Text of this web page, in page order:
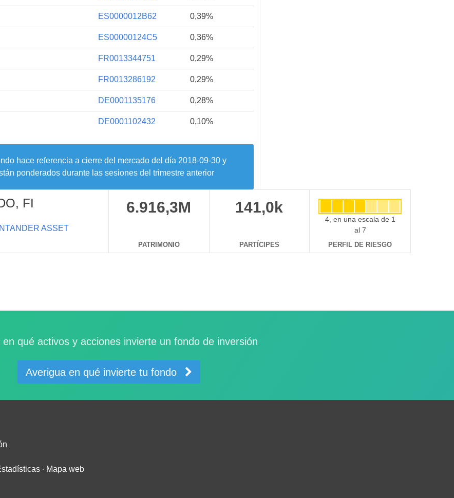
ES0000012B62 0,39%
ES00000124C5 0,36%
FR0013344751 0,29%
FR0013286192 0,29%
DE0001135176 0,28%
DE0001102432 0,10%
hace referencia a cierre del mercado del día 2018-09-30 y
ponderados durante las sesiones del trimestre anterior
FI
ASSET
6.916,3M
PATRIMONIO
141,0k
PARTÍCIPES
4, en una escala de 1
al 7
PERFIL DE RIESGO
en qué activos y acciones invierte un fondo de inversión
Averigua en qué invierte tu fondo
∙ Mapa web